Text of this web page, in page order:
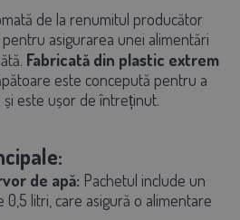
de la renumitul producător
asigurarea unei alimentări
Fabricată din plastic extrem
este concepută pentru a
și este ușor de întreținut.
de apă: Pachetul include un
litri, care asigură o alimentare